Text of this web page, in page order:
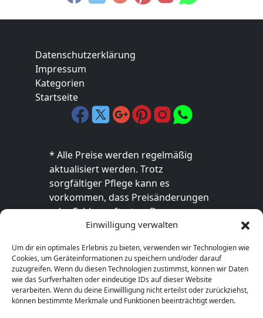
Einwilligung verwalten
Um dir ein optimales Erlebnis zu bieten, verwenden wir Technologien wie
Cookies, um Geräteinformationen zu speichern und/oder darauf
zuzugreifen. Wenn du diesen Technologien zustimmst, können wir Daten
wie das Surfverhalten oder eindeutige IDs auf dieser Website
verarbeiten. Wenn du deine Einwillligung nicht erteilst oder zurückziehst,
können bestimmte Merkmale und Funktionen beeinträchtigt werden.
Datenschutzerklärung
Impressum
Kategorien
Startseite
* Alle Preise werden regelmäßig
aktualisiert werden. Trotz
sorgfältiger Pflege kann es
vorkommen, dass Preisänderungen
oder Fehler auftreten. Der
endgültige Preis sowie die
ausschließlich im jeweiligen Online-
Shop des Anbieters verbindlich. Bitte
überprüfe den Preis vor dem Kauf
direkt beim Händler.